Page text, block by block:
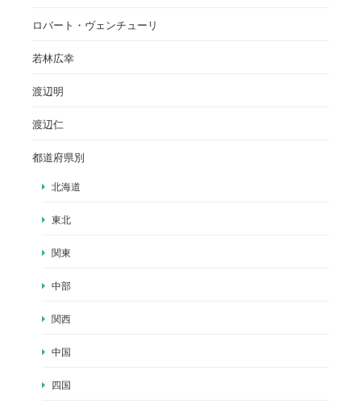
ロバート・ヴェンチューリ
若林広幸
渡辺明
渡辺仁
都道府県別
北海道
東北
関東
中部
関西
中国
四国